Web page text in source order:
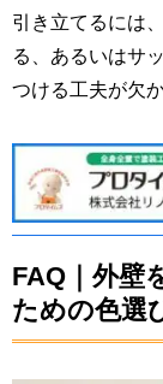
引き立てるには
る、あるいはサ
つける工夫が欠
FAQ｜外壁
ための色選